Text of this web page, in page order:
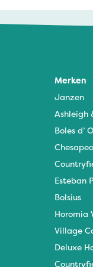
Merken
Janzen
Ashleigh
Boles d’
Esteban
Bolsius
Horomia
Village
Deluxe